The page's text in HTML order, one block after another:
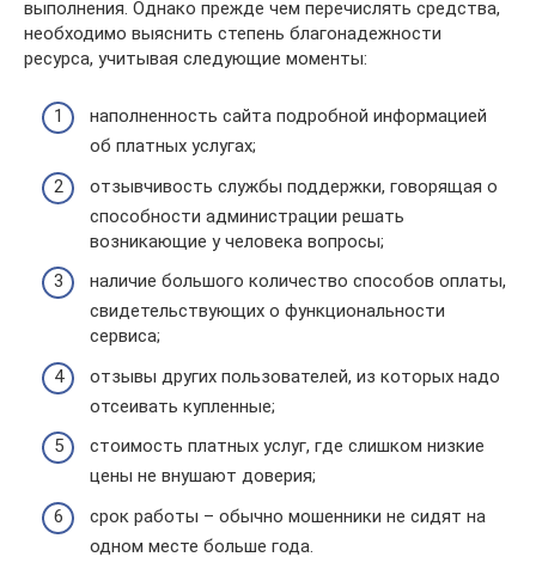
выполнения. Однако прежде чем перечислять средства,
необходимо выяснить степень благонадежности
ресурса, учитывая следующие моменты:
наполненность сайта подробной информацией
об платных услугах;
отзывчивость службы поддержки, говорящая о
способности администрации решать
возникающие у человека вопросы;
наличие большого количество способов оплаты,
свидетельствующих о функциональности
сервиса;
отзывы других пользователей, из которых надо
отсеивать купленные;
стоимость платных услуг, где слишком низкие
цены не внушают доверия;
срок работы – обычно мошенники не сидят на
одном месте больше года.